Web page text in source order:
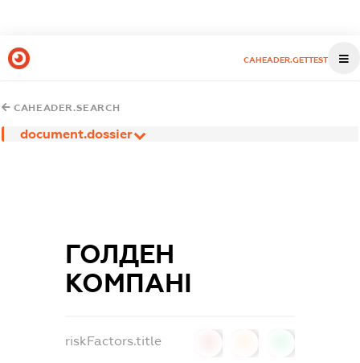
CAHEADER.GETTEST
CAHEADER.SEARCH
document.dossier
ГОЛДЕН
КОМПАНІ
riskFactors.title